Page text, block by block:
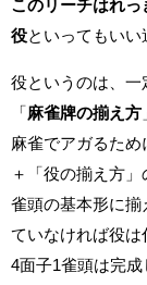
このリーチはれ
役といってもいい
役というのは、一
「麻雀牌の揃え方
麻雀でアガるため
＋「役の揃え方
雀頭の基本形に揃
ていなければ役は
4面子1雀頭は完